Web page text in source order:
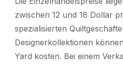
zwischen 12 und 18 Dollar
spezialisierten
Designerkollektionen
Yard kosten. Bei einem